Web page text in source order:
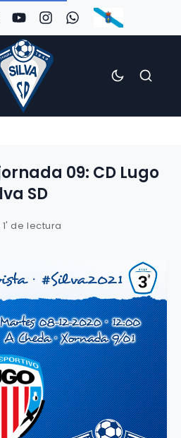
09: CD Lugo
SD
de lectura